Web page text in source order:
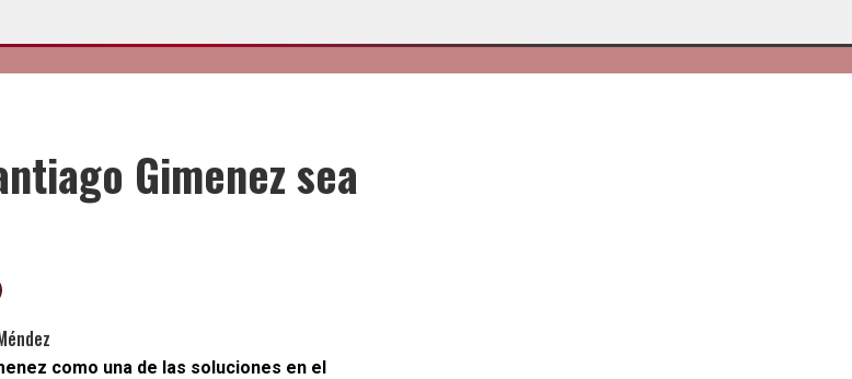
Gimenez sea
como una de las soluciones en el